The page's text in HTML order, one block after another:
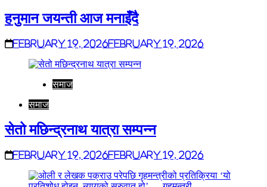
हनुमान जयन्ती आज मनाइँदै
February 19, 2026February 19, 2026
समाज
समाज
सेतो मछिन्द्रनाथ यात्रा सम्पन्न
February 19, 2026February 19, 2026